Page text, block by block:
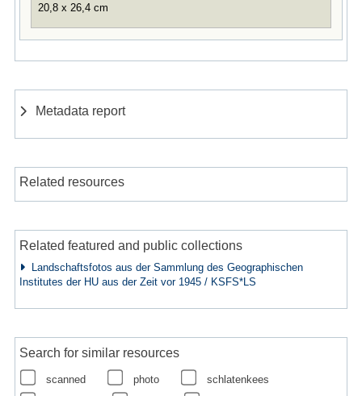
20,8 x 26,4 cm
Metadata report
Related resources
Related featured and public collections
Landschaftsfotos aus der Sammlung des Geographischen
Institutes der HU aus der Zeit vor 1945 / KSFS*LS
Search for similar resources
scanned photo
schlatenkees